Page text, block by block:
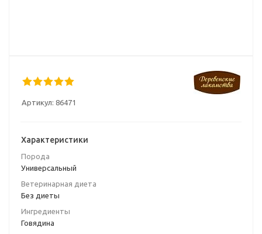
Артикул: 86471
Характеристики
Порода
Универсальный
Ветеринарная диета
Без диеты
Ингредиенты
Говядина